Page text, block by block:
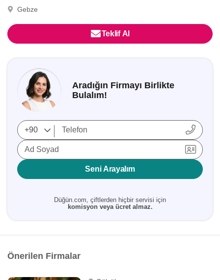
Gebze
Teklif Al
Aradığın Firmayı Birlikte
Bulalım!
Ad Soyad
Seni Arayalım
Düğün.com, çiftlerden hiçbir servisi için
komisyon veya ücret almaz.
Önerilen Firmalar